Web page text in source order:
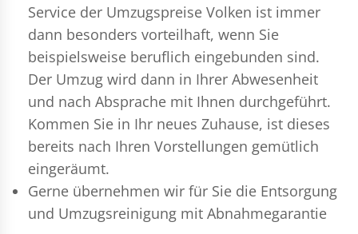
Service der Umzugspreise Volken ist immer
dann besonders vorteilhaft, wenn Sie
beispielsweise beruflich eingebunden sind.
Der Umzug wird dann in Ihrer Abwesenheit
und nach Absprache mit Ihnen durchgeführt.
Kommen Sie in Ihr neues Zuhause, ist dieses
bereits nach Ihren Vorstellungen gemütlich
eingeräumt.
Gerne übernehmen wir für Sie die Entsorgung
und Umzugsreinigung mit Abnahmegarantie